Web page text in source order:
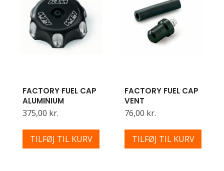
FACTORY FUEL CAP
ALUMINIUM
375,00 kr.
TILFØJ TIL KURV
FACTORY FUEL CAP
VENT
76,00 kr.
TILFØJ TIL KURV